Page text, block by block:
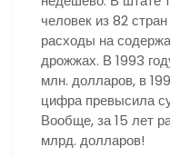
человек из 82
расходы на
дрожжах. В 1993
млн. долларов, в
цифра превысила
Вообще, за 15 лет
млрд. долларов!